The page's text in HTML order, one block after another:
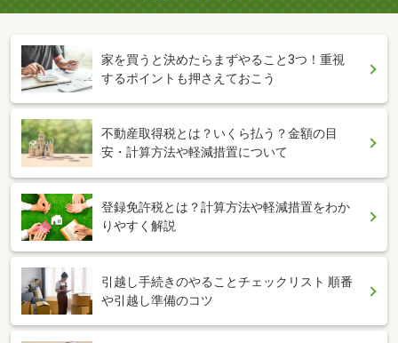
家を買うと決めたらまずやること3つ！重視
するポイントも押さえておこう
不動産取得税とは？いくら払う？金額の目
安・計算方法や軽減措置について
登録免許税とは？計算方法や軽減措置をわか
りやすく解説
引越し手続きのやることチェックリスト 順番
や引越し準備のコツ